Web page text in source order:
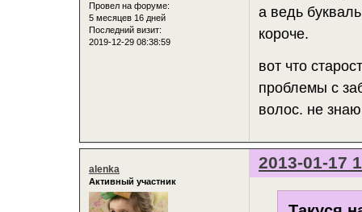
Провел на форуме:
5 месяцев 16 дней
Последний визит:
2019-12-29 08:38:59
а ведь
короче.
вот что
проблемы с
волос. не
2013-01-17
alenka
Активный участник